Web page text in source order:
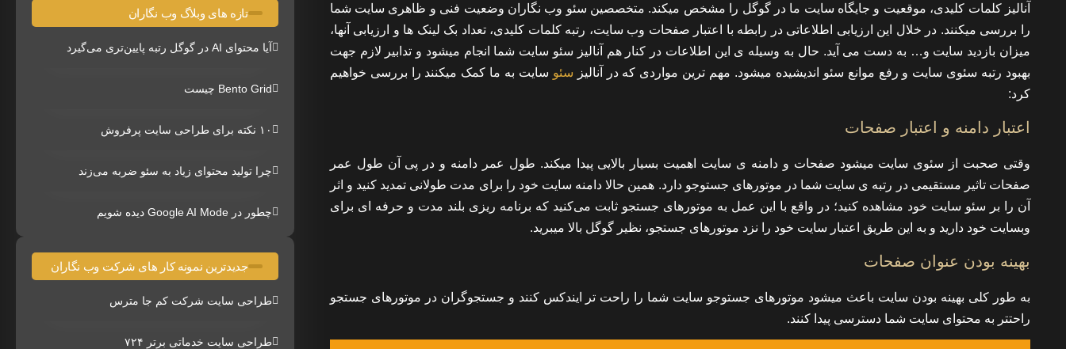
آنالیز کلمات کلیدی، موقعیت و جایگاه سایت ما در گوگل را مشخص میکند. متخصصین سئو وب نگاران وضعیت فنی و ظاهری سایت شما
را بررسی میکنند‌. در خلال این ارزیابی اطلاعاتی در رابطه با اعتبار صفحات وب سایت، رتبه کلمات کلیدی، تعداد بک لینک ها و ارزیابی آنها،
میزان بازدید سایت و… به دست می آید. حال به وسیله ی این اطلاعات در کنار هم آنالیز سئو سایت شما انجام میشود و تدابیر لازم جهت
بهبود رتبه سئوی سایت و رفع موانع سئو اندیشیده میشود. مهم ترین مواردی که در آنالیز سئو سایت به ما کمک میکنند را بررسی خواهیم
کرد:
اعتبار دامنه و اعتبار صفحات
وقتی صحبت از سئوی سایت میشود صفحات و دامنه ی سایت اهمیت بسیار بالایی پیدا میکند. طول عمر دامنه و در پی آن طول عمر
صفحات تاثیر مستقیمی در رتبه ی سایت شما در موتورهای جستوجو دارد. همین حالا دامنه سایت خود را برای مدت طولانی تمدید کنید و اثر
آن را بر سئو سایت خود مشاهده کنید؛ در واقع با این عمل به موتورهای جستجو ثابت می‌کنید که برنامه ریزی بلند مدت و حرفه ای برای
وبسایت خود دارید و به این طریق اعتبار سایت خود را نزد موتورهای جستجو، نظیر گوگل بالا میبرید.
بهینه بودن عنوان صفحات
به طور کلی بهینه بودن سایت باعث میشود موتورهای جستوجو سایت شما را راحت تر ایندکس کنند و جستجوگران در موتورهای جستجو
راحتتر به محتوای سایت شما دسترسی پیدا کنند.
تازه های وبلاگ وب نگاران
آیا محتوای AI در گوگل رتبه پایین‌تری می‌گیرد
Bento Grid چیست
۱۰ نکته برای طراحی سایت پرفروش
چرا تولید محتوای زیاد به سئو ضربه می‌زند
چطور در Google AI Mode دیده شویم
جدیدترین نمونه کار های شرکت وب نگاران
طراحی سایت شرکت کم جا مترس
طراحی سایت خدماتی برتر ۷۲۴